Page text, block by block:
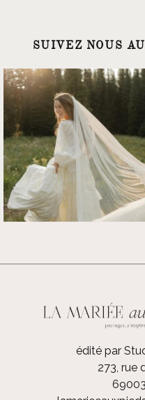
SUIVEZ NOUS
édité par
273, rue